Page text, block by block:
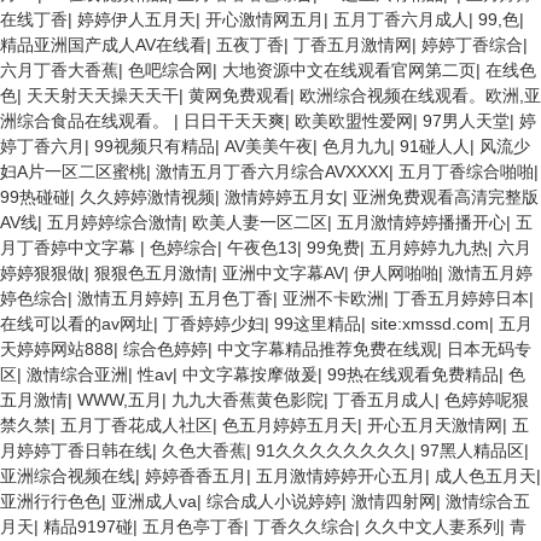
在线丁香| 婷婷伊人五月天| 开心激情网五月 | 五月丁香六月成人 | 99,色|
精品亚洲国产成人AV在线看| 五夜丁香| 丁香五月激情网| 婷婷丁香综合|
六月丁香大香蕉| 色吧综合网| 大地资源中文在线观看官网第二页| 在线色
色| 天天射天天操天天干| 黄网免费观看| 欧洲综合视频在线观看。欧洲,亚
洲综合食品在线观看。 | 日日干天天爽| 欧美欧盟性爱网| 97男人天堂| 婷
婷丁香六月 | 99视频只有精品| AV美美午夜| 色月九九| 91碰人人 | 风流少
妇A片一区二区蜜桃| 激情五月丁香六月综合AVXXXX| 五月丁香综合啪啪|
99热碰碰| 久久婷婷激情视频| 激情婷婷五月女| 亚洲免费观看高清完整版
AV线| 五月婷婷综合激情| 欧美人妻一区二区| 五月激情婷婷播播开心| 五
月丁香婷中文字幕 | 色婷综合| 午夜色13| 99免费| 五月婷婷九九热| 六月
婷婷狠狠做| 狠狠色五月激情| 亚洲中文字幕AV| 伊人网啪啪| 激情五月婷
婷色综合| 激情五月婷婷| 五月色丁香| 亚洲不卡欧洲| 丁香五月婷婷日本|
在线可以看的av网址| 丁香婷婷少妇| 99这里精品| site:xmssd.com| 五月
天婷婷网站888| 综合色婷婷| 中文字幕精品推荐免费在线观| 日本无码专
区| 激情综合亚洲|性av| 中文字幕按摩做爰| 99热在线观看免费精品| 色
五月激情| WWW,五月 | 九九大香蕉黄色影院| 丁香五月成人 | 色婷婷呢狠
禁久禁| 五月丁香花成人社区| 色五月婷婷五月天| 开心五月天激情网| 五
月婷婷丁香日韩在线| 久色大香蕉| 91久久久久久久久久 | 97黑人精品区|
亚洲综合视频在线| 婷婷香香五月 | 五月激情婷婷开心五月 | 成人色五月天|
亚洲行行色色| 亚洲成人va| 综合成人小说婷婷| 激情四射网| 激情综合五
月天| 精品9197碰| 五月色亭丁香| 丁香久久综合| 久久中文人妻系列 | 青